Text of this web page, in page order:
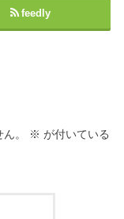
feedly
。 ※ が付いている